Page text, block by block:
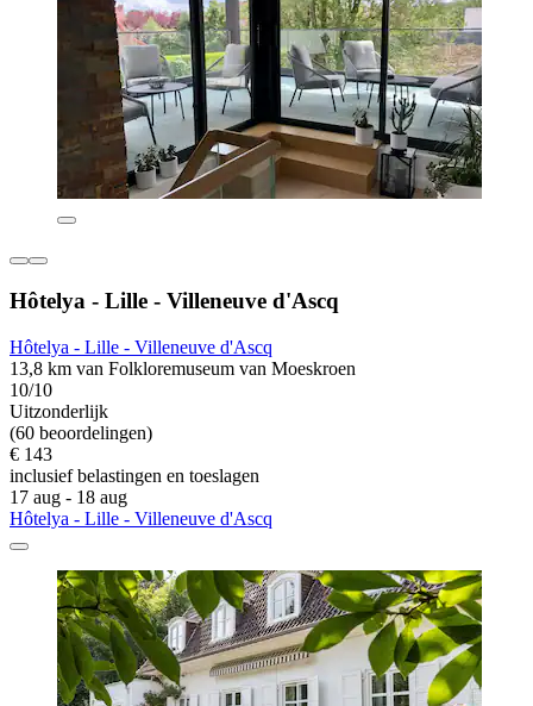
Hôtelya - Lille - Villeneuve d'Ascq
Hôtelya - Lille - Villeneuve d'Ascq
13,8 km van Folkloremuseum van Moeskroen
10/10
Uitzonderlijk
(60 beoordelingen)
€ 143
inclusief belastingen en toeslagen
17 aug - 18 aug
Hôtelya - Lille - Villeneuve d'Ascq